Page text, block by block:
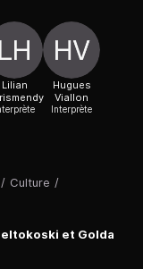
/ Culture /
et Golda
Lilian
Hugues
Viallon
Interprète